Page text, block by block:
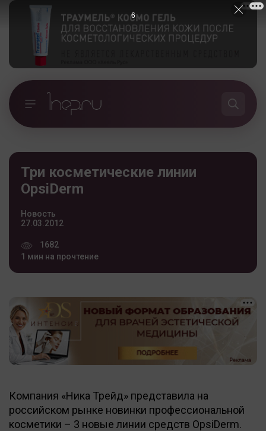
Три косметические линии
OpsiDerm
Новость
27.03.2012
1682
1 мин на прочтение
Компания «Ника Трейд» представила на
российском рынке новинки профессиональной
косметики – 3 новые линии средств OpsiDerm.
5